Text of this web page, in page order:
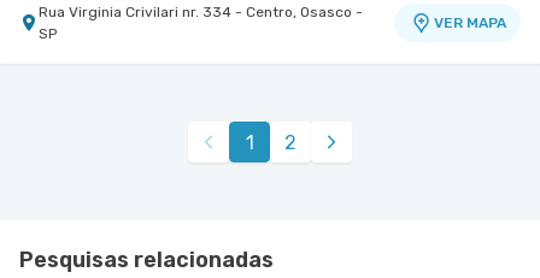
Rua Virginia Crivilari nr. 334 - Centro, Osasco -
SP
VER MAPA
Centro Médico São Luiz Anália Franco - Unidade
Rua Antonio Camardo nr. 856 - Tatuape, Sao
1 2
Pesquisas relacionadas